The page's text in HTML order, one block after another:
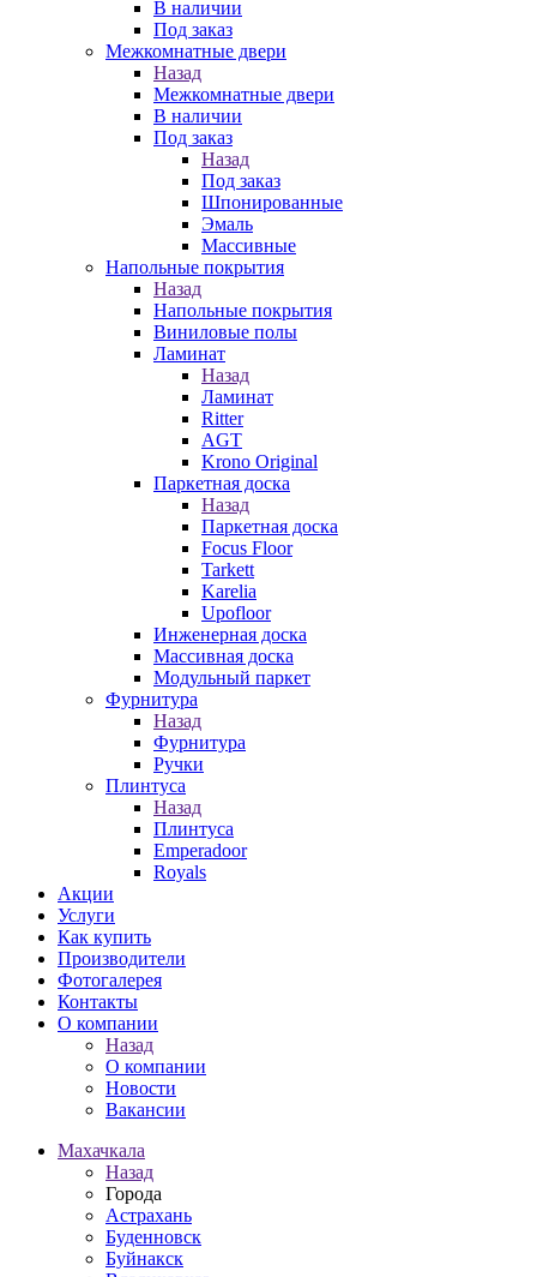
В наличии
Под заказ
Межкомнатные двери
Назад
Межкомнатные двери
В наличии
Под заказ
Назад
Под заказ
Шпонированные
Эмаль
Массивные
Напольные покрытия
Назад
Напольные покрытия
Виниловые полы
Ламинат
Назад
Ламинат
Ritter
AGT
Krono Original
Паркетная доска
Назад
Паркетная доска
Focus Floor
Tarkett
Karelia
Upofloor
Инженерная доска
Массивная доска
Модульный паркет
Фурнитура
Назад
Фурнитура
Ручки
Плинтуса
Назад
Плинтуса
Emperadoor
Royals
Акции
Услуги
Как купить
Производители
Фотогалерея
Контакты
О компании
Назад
О компании
Новости
Вакансии
Махачкала
Назад
Города
Астрахань
Буденновск
Буйнакск